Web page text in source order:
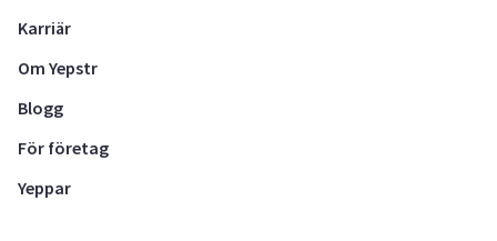
Karriär
Om Yepstr
Blogg
För företag
Yeppar